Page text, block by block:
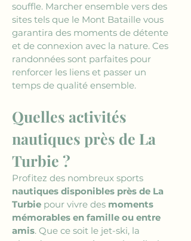
souffle. Marcher ensemble vers des
sites tels que le Mont Bataille vous
garantira des moments de détente
et de connexion avec la nature. Ces
randonnées sont parfaites pour
renforcer les liens et passer un
temps de qualité ensemble.
Quelles activités
nautiques près de La
Turbie ?
Profitez des nombreux sports
nautiques disponibles près de La
Turbie pour vivre des moments
mémorables en famille ou entre
amis. Que ce soit le jet-ski, la